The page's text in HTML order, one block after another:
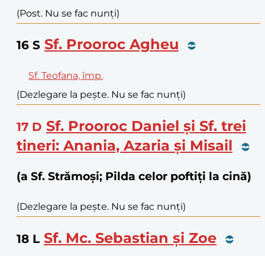
(Post. Nu se fac nunți)
16 S Sf. Prooroc Agheu
Sf. Teofana, împ.
(Dezlegare la pește. Nu se fac nunți)
17 D Sf. Prooroc Daniel și Sf. trei
tineri: Anania, Azaria și Misail
(a Sf. Strămoși; Pilda celor poftiți la cină)
(Dezlegare la pește. Nu se fac nunți)
18 L Sf. Mc. Sebastian și Zoe